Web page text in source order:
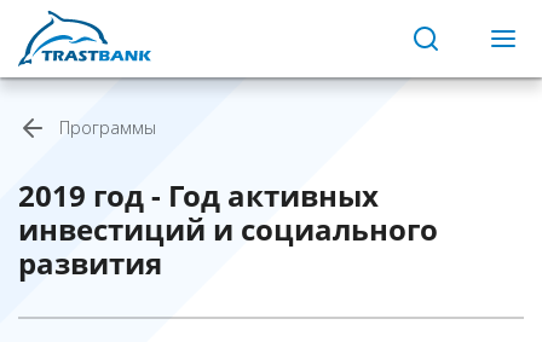
Программы
2019 год - Год активных
инвестиций и социального
развития